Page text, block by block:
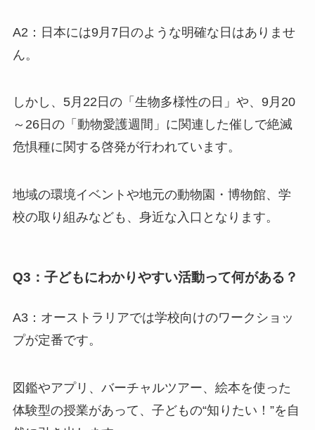
A2：日本には9月7日のような明確な日はありませ
ん。
しかし、5月22日の「生物多様性の日」や、9月20
～26日の「動物愛護週間」に関連した催しで絶滅
危惧種に関する啓発が行われています。
地域の環境イベントや地元の動物園・博物館、学
校の取り組みなども、身近な入口となります。
Q3：子どもにわかりやすい活動って何がある？
A3：オーストラリアでは学校向けのワークショッ
プが定番です。
図鑑やアプリ、バーチャルツアー、絵本を使った
体験型の授業があって、子どもの“知りたい！”を自